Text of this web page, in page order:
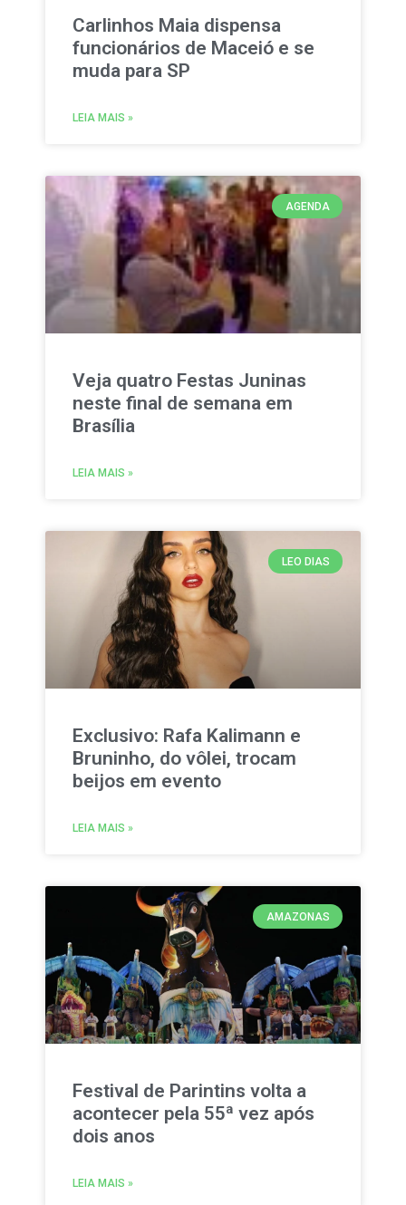
Carlinhos Maia dispensa
funcionários de Maceió e se
muda para SP
LEIA MAIS »
AGENDA
Veja quatro Festas Juninas
neste final de semana em
Brasília
LEIA MAIS »
LEO DIAS
Exclusivo: Rafa Kalimann e
Bruninho, do vôlei, trocam
beijos em evento
LEIA MAIS »
AMAZONAS
Festival de Parintins volta a
acontecer pela 55ª vez após
dois anos
LEIA MAIS »